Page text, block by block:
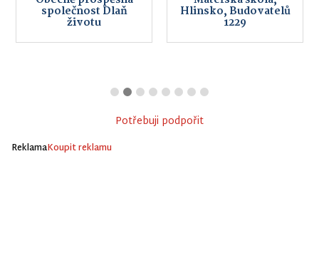
společnost Dlaň
životu
Hlinsko, Budovatelů
1229
Potřebuji podpořit
ReklamaKoupit reklamu